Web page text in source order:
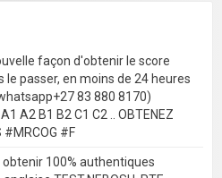
façon d'obtenir le score
passer, en moins de 24 heures
83 880 8170)
A2 B1 B2 C1 C2 .. OBTENEZ
#MRCOG #F
100% authentiques